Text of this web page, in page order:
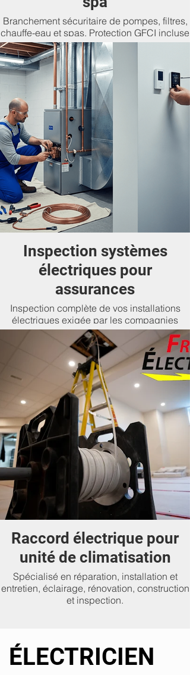
Branchement sécuritaire de pompes, filtres,
chauffe-eau et spas. Protection GFCI incluse
pour assurer confort et sécurité en tout
temps.
Inspection systèmes
électriques pour
assurances
Inspection complète de vos installations
électriques exigée par les compagnies
d’assurance. Rapport détaillé et correctifs
proposés pour éviter tout refus de
couverture.
Raccord électrique pour
unité de climatisation
Spécialisé en réparation, installation et
entretien, éclairage, rénovation, construction
et inspection.
ÉLECTRICIEN